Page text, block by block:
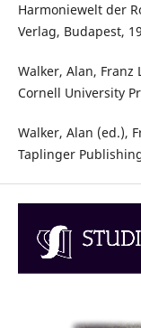
Harmoniewelt der
Verlag, Budapest,
Walker, Alan, Franz
Cornell University
Walker, Alan (ed.),
Taplinger